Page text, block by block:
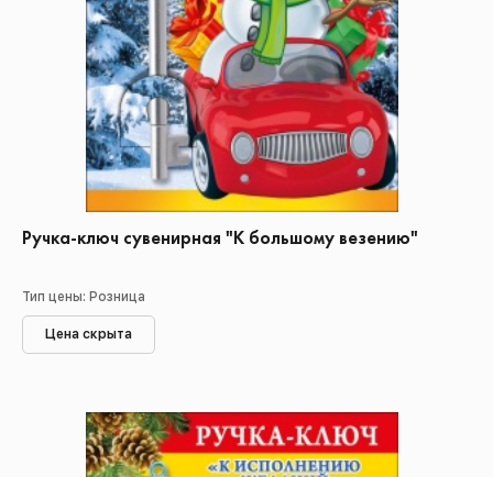
Ручка-ключ сувенирная "К большому везению"
Тип цены: Розница
Цена скрыта